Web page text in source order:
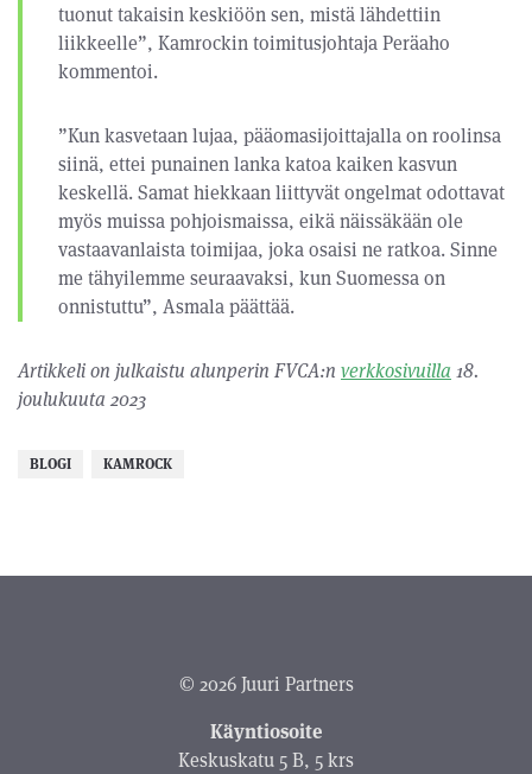
tuonut takaisin keskiöön sen, mistä lähdettiin
liikkeelle”, Kamrockin toimitusjohtaja Peräaho
kommentoi.
”Kun kasvetaan lujaa, pääomasijoittajalla on roolinsa
siinä, ettei punainen lanka katoa kaiken kasvun
keskellä. Samat hiekkaan liittyvät ongelmat odottavat
myös muissa pohjoismaissa, eikä näissäkään ole
vastaavanlaista toimijaa, joka osaisi ne ratkoa. Sinne
me tähyilemme seuraavaksi, kun Suomessa on
onnistuttu”, Asmala päättää.
Artikkeli on julkaistu alunperin FVCA:n verkkosivuilla18.
joulukuuta 2023
BLOGI KAMROCK
© 2026 Juuri Partners
Käyntiosoite
Keskuskatu 5 B, 5 krs